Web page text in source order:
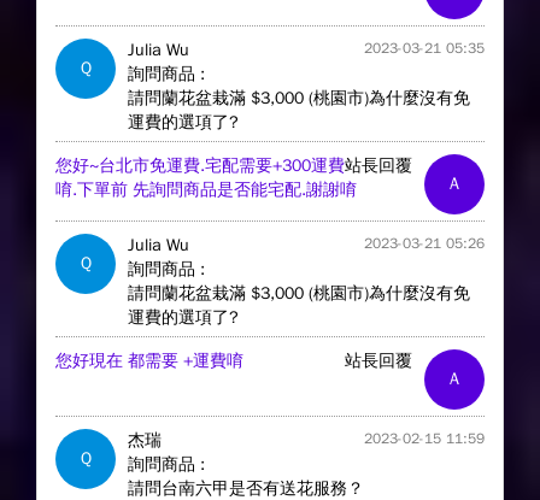
Q
Julia Wu 2023-03-21 05:35
詢問商品 :
請問蘭花盆栽滿 $3,000 (桃園市)為什麼沒有免
運費的選項了?
A
站長回覆
您好~台北市免運費.宅配需要+300運費
唷.下單前 先詢問商品是否能宅配.謝謝唷
Q
Julia Wu 2023-03-21 05:26
詢問商品 :
請問蘭花盆栽滿 $3,000 (桃園市)為什麼沒有免
運費的選項了?
A
站長回覆
您好現在 都需要 +運費唷
Q
杰瑞 2023-02-15 11:59
詢問商品 :
請問台南六甲是否有送花服務？